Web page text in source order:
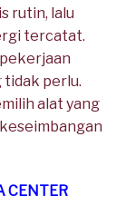
rutin, lalu
tercatat.
tidak perlu.
alat yang
CENTER